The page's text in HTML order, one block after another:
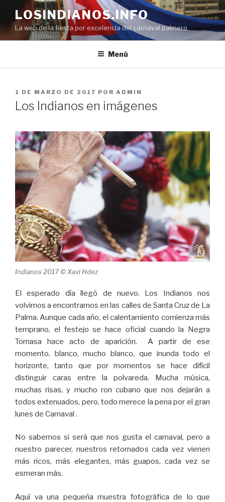
contenido
LOSINDIANOS.INFO
La web de la fiesta por excelencia del carnaval palmero
Menú
PUBLICADO
EL
1 DE MARZO DE 2017 POR ADMIN
Los Indianos en imágenes
Indianos 2017 © Xavi Hdez
El esperado día llegó de nuevo. Los Indianos nos
volvimos a encontrarnos en las calles de Santa Cruz de La
Palma. Aunque cada año, el calentamiento comienza más
temprano, el festejo se hace oficial cuando la Negra
Tomasa hace acto de aparición. A partir de ese
momento, blanco, mucho blanco, que inunda todo el
horizonte, tanto que por momentos se hace difícil
distinguir caras entre la polvareda. Mucha música,
muchas risas, y mucho ron cubano que nos dejarán a
todos extenuados, pero, todo merece la pena por el gran
lunes de Carnaval .
No sabemos si será que nos gusta el carnaval, pero a
nuestro parecer, nuestros retornados cada vez vienen
más ricos, más elegantes, más guapos, cada vez se
esmeran más.
Aquí va una pequeña muestra fotográfica de lo que